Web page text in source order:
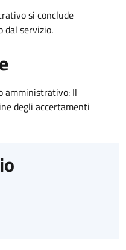
si conclude
dal servizio.
amministrativo: Il
degli accertamenti